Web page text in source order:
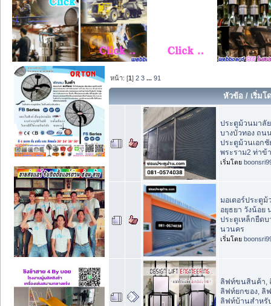
หน้า: [1]2 3 ...91
หัวข้อ / เริ่มโ
ประตูม้วนมาลั
บางบัวทอง ถน
ประตูม้วนเอก
พระราม2 ท่าข้
เริ่มโดย
มอเตอร์ประตูม้
อยุธยา วังน้อย
ประตูเหล็กยืดบ
นวนคร
เริ่มโดย
ลิฟท์ขนสินค้า,
ลิฟท์ยกของ, ลิ
ลิฟท์บ้านสำหรั